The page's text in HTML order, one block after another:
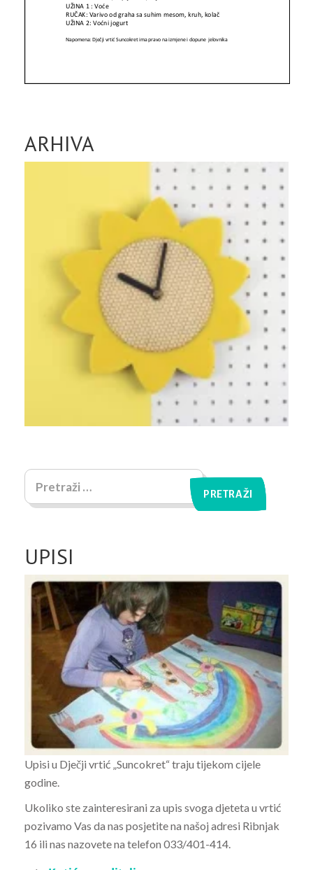
ARHIVA
UPISI
Upisi u Dječji vrtić „Suncokret“ traju tijekom cijele
godine.
Ukoliko ste zainteresirani za upis svoga djeteta u vrtić
pozivamo Vas da nas posjetite na našoj adresi Ribnjak
16 ili nas nazovete na telefon 033/401-414.